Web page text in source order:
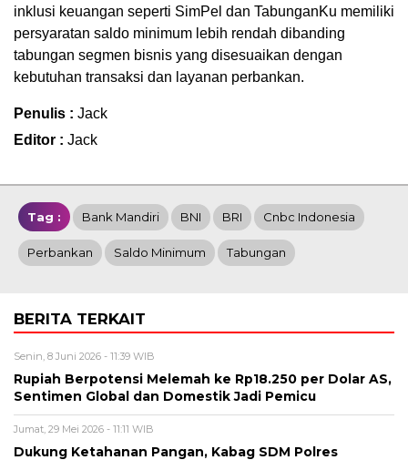
inklusi keuangan seperti SimPel dan TabunganKu memiliki
persyaratan saldo minimum lebih rendah dibanding
tabungan segmen bisnis yang disesuaikan dengan
kebutuhan transaksi dan layanan perbankan.
Penulis : Jack
Editor : Jack
Tag : Bank Mandiri BNI BRI Cnbc Indonesia
Perbankan Saldo Minimum Tabungan
BERITA TERKAIT
Senin, 8 Juni 2026 - 11:39 WIB
Rupiah Berpotensi Melemah ke Rp18.250 per Dolar AS,
Sentimen Global dan Domestik Jadi Pemicu
Jumat, 29 Mei 2026 - 11:11 WIB
Dukung Ketahanan Pangan, Kabag SDM Polres